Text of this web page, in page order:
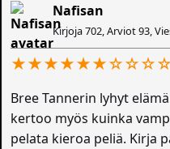
Nafisan
Kirjoja 702, Arviot 93,
★★★★★★☆☆☆☆
Bree Tannerin lyhyt
kertoo myös kuinka
pelata kieroa peliä. Kirja